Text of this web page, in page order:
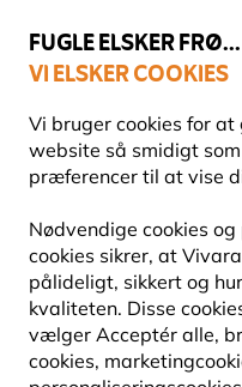
FUGLE ELSKER FRØ...
VI ELSKER COOKIES
Vi bruger cookies for
website så smidigt
præferencer til at vise
Nødvendige cookies
cookies sikrer, at
pålideligt, sikkert og
kvaliteten. Disse
vælger Acceptér alle,
cookies,
Fri
FUGLEKASSER
Fuglekasser til
beskyttet plads til at
rødstjertens adfærd og